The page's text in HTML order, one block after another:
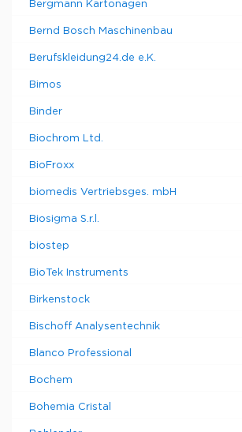
Bergmann Kartonagen
Bernd Bosch Maschinenbau
Berufskleidung24.de e.K.
Bimos
Binder
Biochrom Ltd.
BioFroxx
biomedis Vertriebsges. mbH
Biosigma S.r.l.
biostep
BioTek Instruments
Birkenstock
Bischoff Analysentechnik
Blanco Professional
Bochem
Bohemia Cristal